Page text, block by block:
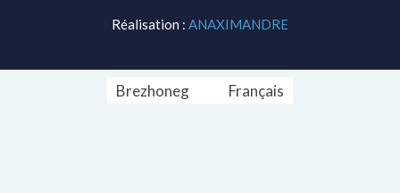
Réalisation : ANAXIMANDRE
Brezhoneg Français